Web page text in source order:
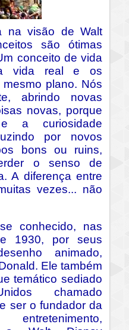
na visão de Walt
são ótimas
conceito de vida
a vida real e os
plano. Nós
abrindo novas
novas, porque
a curiosidade
por novos
bons ou ruins,
o senso de
A diferença entre
vezes... não
conhecido, nas
1930, por seus
animado,
Ele também
temático sediado
chamado
ser o fundador da